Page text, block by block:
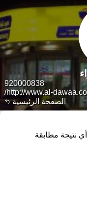
الصفحة الرئيسية
920000838
http://www.al-
نتيجة مطابقة